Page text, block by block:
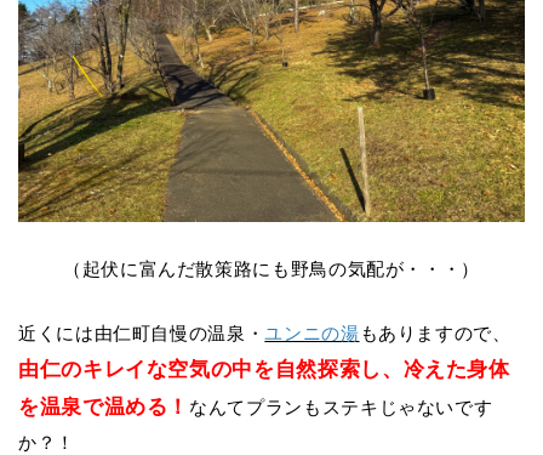
（起伏に富んだ散策路にも野鳥の気配が・・・）
近くには由仁町自慢の温泉・ユンニの湯もありますので、
由仁のキレイな空気の中を自然探索し、冷えた身体
を温泉で温める！ なんてプランもステキじゃないです
か？！